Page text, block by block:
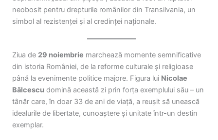
neobosit pentru drepturile românilor din Transilvania, un
simbol al rezistenței și al credinței naționale.
Ziua de 29 noiembrie marchează momente semnificative
din istoria României, de la reforme culturale și religioase
până la evenimente politice majore. Figura lui Nicolae
Bălcescu domină această zi prin forța exemplului său – un
tânăr care, în doar 33 de ani de viață, a reușit să unească
idealurile de libertate, cunoaștere și unitate într-un destin
exemplar.